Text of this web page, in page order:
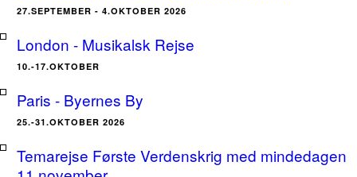
27.SEPTEMBER - 4.OKTOBER 2026
London - Musikalsk Rejse
10.-17.OKTOBER
Paris - Byernes By
25.-31.OKTOBER 2026
Temarejse Første Verdenskrig med mindedagen